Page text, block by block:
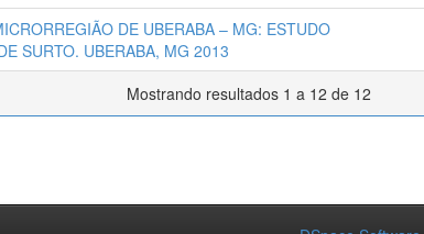
DE UBERABA – MG: ESTUDO
SURTO. UBERABA, MG 2013
Mostrando resultados 1 a 12 de 12